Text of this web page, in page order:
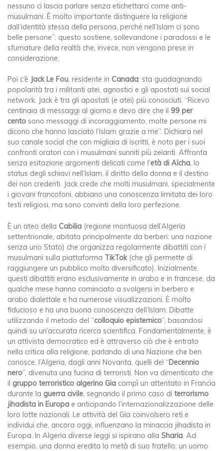
nessuno ci lascia parlare senza etichettarci come anti-
musulmani. È molto importante distinguere la religione
dall’identità stessa della persona, perché nell’Islam ci sono
belle persone”: questo sostiene, sollevandone i paradossi e le
sfumature della realtà che, invece, non vengono prese in
considerazione.
Poi c’è Jack Le Fou, residente in Canada: sta guadagnando
popolarità tra i militanti atei, agnostici e gli apostati sui social
network. Jack è tra gli apostati (e atei) più conosciuti. “Ricevo
centinaia di messaggi al giorno e devo dire che il 99 per
cento sono messaggi di incoraggiamento, molte persone mi
dicono che hanno lasciato l’Islam grazie a me”. Dichiara nel
suo canale social che con migliaia di iscritti, è noto per i suoi
confronti oratori con i musulmani sunniti più zelanti. Affronta
senza esitazione argomenti delicati come l’età di Aïcha, lo
status degli schiavi nell’Islam, il diritto della donna e il destino
dei non credenti. Jack crede che molti musulmani, specialmente
i giovani francofoni, abbiano una conoscenza limitata dei loro
testi religiosi, ma sono convinti della loro perfezione.
È un ateo della Cabilia (regione montuosa dell’Algeria
settentrionale, abitata principalmente da berberi: una nazione
senza uno Stato) che organizza regolarmente dibattiti con i
musulmani sulla piattaforma TikTok(che gli permette di
raggiungere un pubblico molto diversificato). Inizialmente,
questi dibattiti erano esclusivamente in arabo e in francese, da
qualche mese hanno cominciato a svolgersi in berbero e
arabo dialettale e ha numerose visualizzazioni. È molto
fiducioso e ha una buona conoscenza dell’Islam. Dibatte
utilizzando il metodo del “colloquio epistemico”, basandosi
quindi su un’accurata ricerca scientifica. Fondamentalmente, è
un attivista democratico ed è attraverso ciò che è entrato
nella critica alla religione, parlando di una Nazione che ben
conosce, l’Algeria, dagli anni Novanta, quelli del “Decennio
nero”, divenuta una fucina di terroristi. Non va dimenticato che
il gruppo terroristico algerino Gia compì un attentato in Francia
durante la guerra civile, segnando il primo caso di terrorismo
jihadista in Europa e anticipando l’internazionalizzazione delle
loro lotte nazionali. Le attività del Gia coinvolsero reti e
individui che, ancora oggi, influenzano la minaccia jihadista in
Europa. In Algeria diverse leggi si ispirano alla Sharia. Ad
esempio, una donna eredita la metà di suo fratello; un uomo